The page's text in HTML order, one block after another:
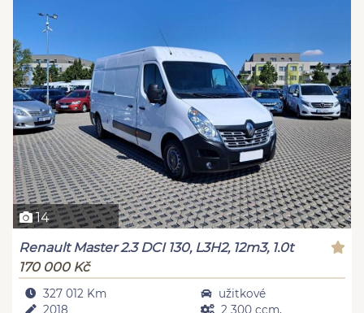
14
Renault Master 2.3 DCI 130, L3H2, 12m3, 1.0t
170 000 Kč
327 012 Km
2018
užitkové
2 300 ccm,